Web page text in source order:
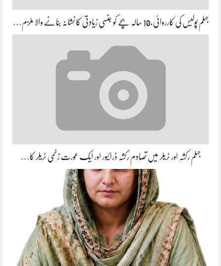
جہلم پولیس کی کارروائی،10 سالہ بچے کو جنسی زیادتی کا نشانہ بنانے والا ملزم…
جہلم رکشہ اور ٹریلر میں تصادم رکشہ ڈرائیور اور ایک عورت زخمی ٹریلر کا…